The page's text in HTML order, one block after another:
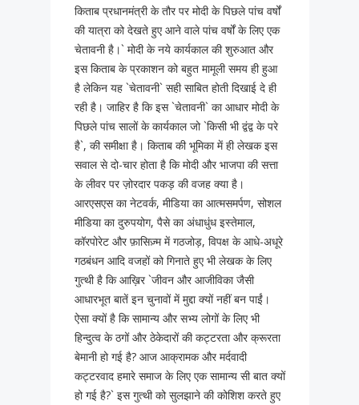
किताब प्रधानमंत्री के तौर पर मोदी के पिछले पांच वर्षों
की यात्रा को देखते हुए आने वाले पांच वर्षों के लिए एक
चेतावनी है।` मोदी के नये कार्यकाल की शुरुआत और
इस किताब के प्रकाशन को बहुत मामूली समय ही हुआ
है लेकिन यह `चेतावनी` सही साबित होती दिखाई दे ही
रही है। जाहिर है कि इस `चेतावनी` का आधार मोदी के
पिछले पांच सालों के कार्यकाल जो `किसी भी द्वंद्व के परे
है`, की समीक्षा है। किताब की भूमिका में ही लेखक इस
सवाल से दो-चार होता है कि मोदी और भाजपा की सत्ता
के लीवर पर ज़ोरदार पकड़ की वजह क्या है।
आरएसएस का नेटवर्क, मीडिया का आत्मसमर्पण, सोशल
मीडिया का दुरुपयोग, पैसे का अंधाधुंध इस्तेमाल,
कॉरपोरेट और फ़ासिज़्म में गठजोड़, विपक्ष के आधे-अधूरे
गठबंधन आदि वजहों को गिनाते हुए भी लेखक के लिए
गुत्थी है कि आख़िर `जीवन और आजीविका जैसी
आधारभूत बातें इन चुनावों में मुद्दा क्यों नहीं बन पाईं।
ऐसा क्यों है कि सामान्य और सभ्य लोगों के लिए भी
हिन्दुत्व के ठगों और ठेकेदारों की कट्टरता और क्रूरता
बेमानी हो गई है? आज आक्रामक और मर्दवादी
कट्टरवाद हमारे समाज के लिए एक सामान्य सी बात क्यों
हो गई है?` इस गुत्थी को सुलझाने की कोशिश करते हुए